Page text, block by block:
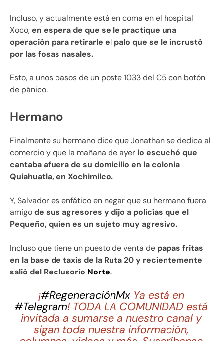
Incluso, y actualmente está en coma en el hospital
Xoco,en espera de que se le practique una
operación para retirarle el palo que se le incrustó
por las fosas nasales.
Esto, a unos pasos de un poste 1033 del C5 con botón
de pánico.
Hermano
Finalmente su hermano dice que Jonathan se dedica al
comercio y que la mañana de ayer lo escuchó que
cantaba afuera de su domicilio en la colonia
Quiahuatla, en Xochimilco.
Y, Salvador es enfático en negar que su hermano fuera
amigode sus agresores y dijo a policías que el
Pequeño, quien es un sujeto muy agresivo.
Incluso que tiene un puesto de venta de papas fritas
en la base de taxis de la Ruta 20 y recientemente
salió del Reclusorio Norte.
¡#RegeneraciónMxYa está en
#Telegram! TODA LA COMUNIDAD está
invitada a sumarse a nuestro canal y
sigan toda nuestra información,